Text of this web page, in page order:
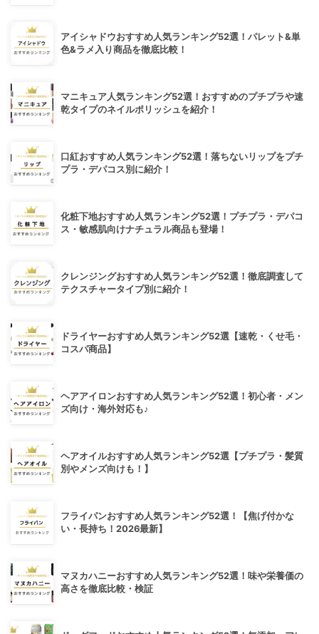
アイシャドウおすすめ人気ランキング52選！パレット&単
色&ラメ入り商品を徹底比較！
マニキュア人気ランキング52選！おすすめのプチプラや速
乾タイプのネイルポリッシュを紹介！
口紅おすすめ人気ランキング52選！落ちないリップをプチ
プラ・デパコス別に紹介！
化粧下地おすすめ人気ランキング52選！プチプラ・デパコ
ス・敏感肌向けナチュラル商品も登場！
クレンジングおすすめ人気ランキング52選！徹底調査して
テクスチャータイプ別に紹介！
ドライヤーおすすめ人気ランキング52選【速乾・くせ毛・
コスパ商品】
ヘアアイロンおすすめ人気ランキング52選！初心者・メン
ズ向け・海外対応も♪
ヘアオイルおすすめ人気ランキング52選【プチプラ・髪質
別やメンズ向けも！】
フライパンおすすめ人気ランキング52選！【焦げ付かな
い・長持ち！2026最新】
マヌカハニーおすすめ人気ランキング52選！味や栄養価の
高さを徹底比較・検証